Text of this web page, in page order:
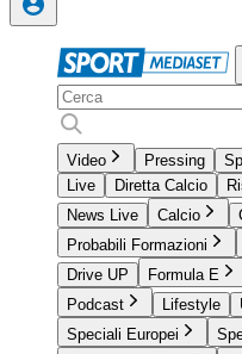
Video Pressing
Live
Diretta Calcio
News Live
Calcio
Probabili Formazioni
Drive UP
Formula E
Podcast
Lifestyle
Speciali Europei